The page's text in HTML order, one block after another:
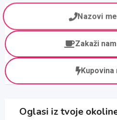
Nazovi
Zakaži
Kupovina
Oglasi iz tvoje